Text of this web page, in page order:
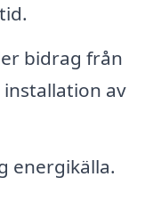
bidrag från
av
energikälla.